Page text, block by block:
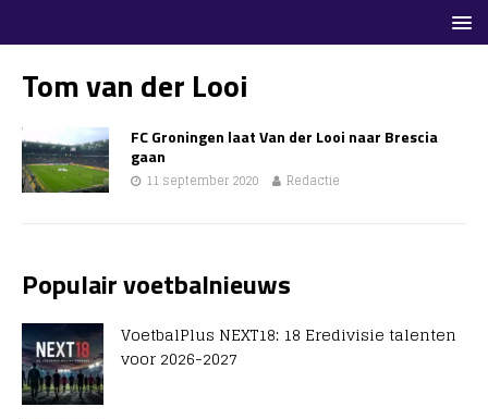
Tom van der Looi
FC Groningen laat Van der Looi naar Brescia
gaan
11 september 2020 Redactie
Populair voetbalnieuws
VoetbalPlus NEXT18: 18 Eredivisie talenten
voor 2026-2027